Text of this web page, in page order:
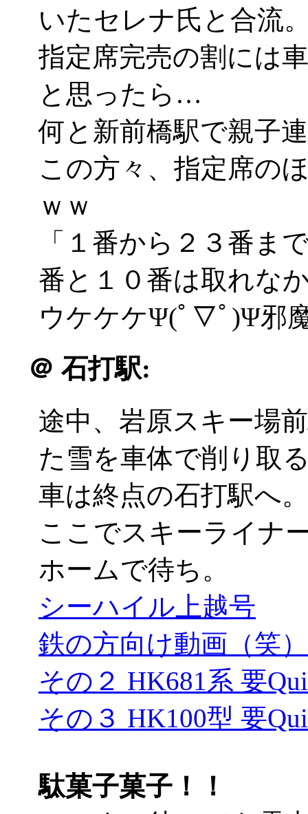
いたセレナ氏と合流
指定席完売の割には
と思ったら…
何と新前橋駅で親子
この方々、指定席の
ｗｗ
「１番から２３番ま
番と１０番は取れな
ウケケケΨ(ﾟ▽ﾟ)Ψ邪
＠ 石打駅:
途中、岩原スキー場
た雪を車体で削り取
車は終点の石打駅へ。
ここでスキーライナ
ホームで待ち。
シーハイル上越号
鉄の方向け動画（笑
その２ HK681系 要
その３ HK100型 要
駄菓子菓子！！